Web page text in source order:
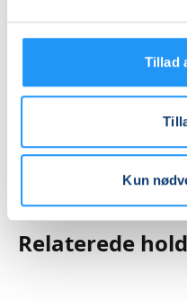
Tillad
Kun
Praktiske oplysninger
Relaterede hold